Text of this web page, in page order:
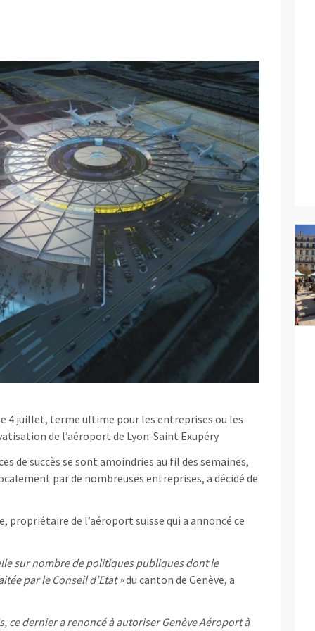
4 juillet, terme ultime pour les entreprises ou les
de l’aéroport de Lyon-Saint Exupéry.
de succès se sont amoindries au fil des semaines,
par de nombreuses entreprises, a décidé de
propriétaire de l’aéroport suisse qui a annoncé ce
sur nombre de politiques publiques dont le
par le Conseil d’Etat »du canton de Genève, a
ce dernier a renoncé à autoriser Genève Aéroport à